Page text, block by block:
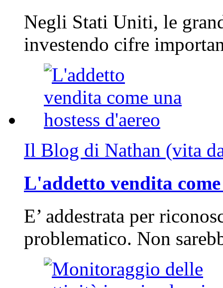
Negli Stati Uniti, le
investendo cifre
Il Blog di Nathan (vita
L'addetto vendita
E’ addestrata per
problematico. Non